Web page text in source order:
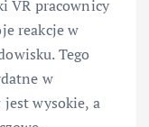
VR pracownicy
reakcje w
Tego
w
jest wysokie, a